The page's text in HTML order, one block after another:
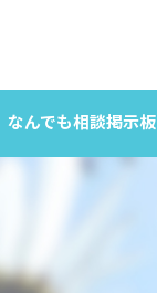
なんでも相談掲示板